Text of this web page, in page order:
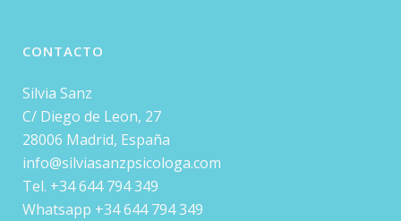
CONTACTO
Silvia Sanz
C/ Diego de Leon, 27
28006 Madrid, España
info@silviasanzpsicologa.com
Tel. +34 644 794 349
Whatsapp +34 644 794 349